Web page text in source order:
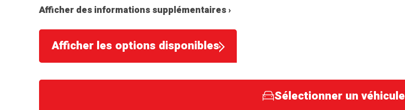
Afficher des informations supplémentaires ›
Afficher les options disponibles
Sélectionner un véhicule